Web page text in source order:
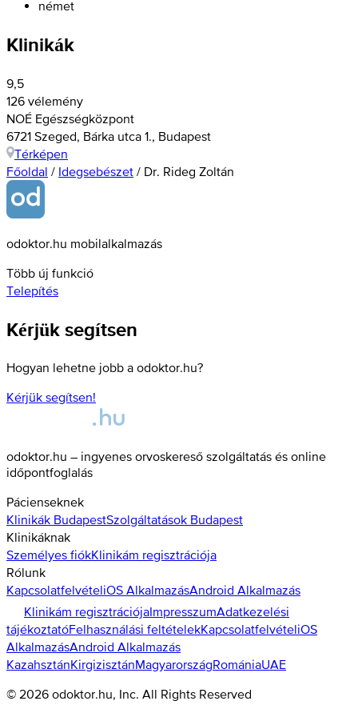
német
Klinikák
9,5
126 vélemény
NOÉ Egészségközpont
6721 Szeged, Bárka utca 1., Budapest
Térképen
Főoldal / Idegsebészet / Dr. Rideg Zoltán
odoktor.hu mobilalkalmazás
Több új funkció
Telepítés
Kérjük segítsen
Hogyan lehetne jobb a odoktor.hu?
Kérjük segítsen!
odoktor.hu – ingyenes orvoskereső szolgáltatás és online
időpontfoglalás
Pácienseknek
Klinikák BudapestSzolgáltatások Budapest
Klinikáknak
Személyes fiókKlinikám regisztrációja
Rólunk
KapcsolatfelvételiOS AlkalmazásAndroid Alkalmazás
Klinikám regisztrációjaImpresszumAdatkezelési
tájékoztatóFelhasználási feltételekKapcsolatfelvételiOS
AlkalmazásAndroid Alkalmazás
KazahsztánKirgizisztánMagyarországRomániaUAE
© 2026 odoktor.hu, Inc. All Rights Reserved